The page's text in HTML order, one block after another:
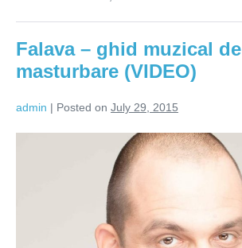
pentru
si
meduze
(VIDEO)
Falava – ghid muzical de
masturbare (VIDEO)
admin | Posted on July 29, 2015